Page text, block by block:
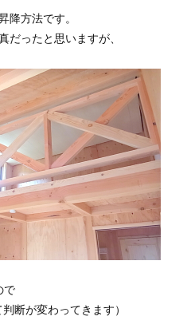
降方法です。
だったと思いますが、
で
断が変わってきます）